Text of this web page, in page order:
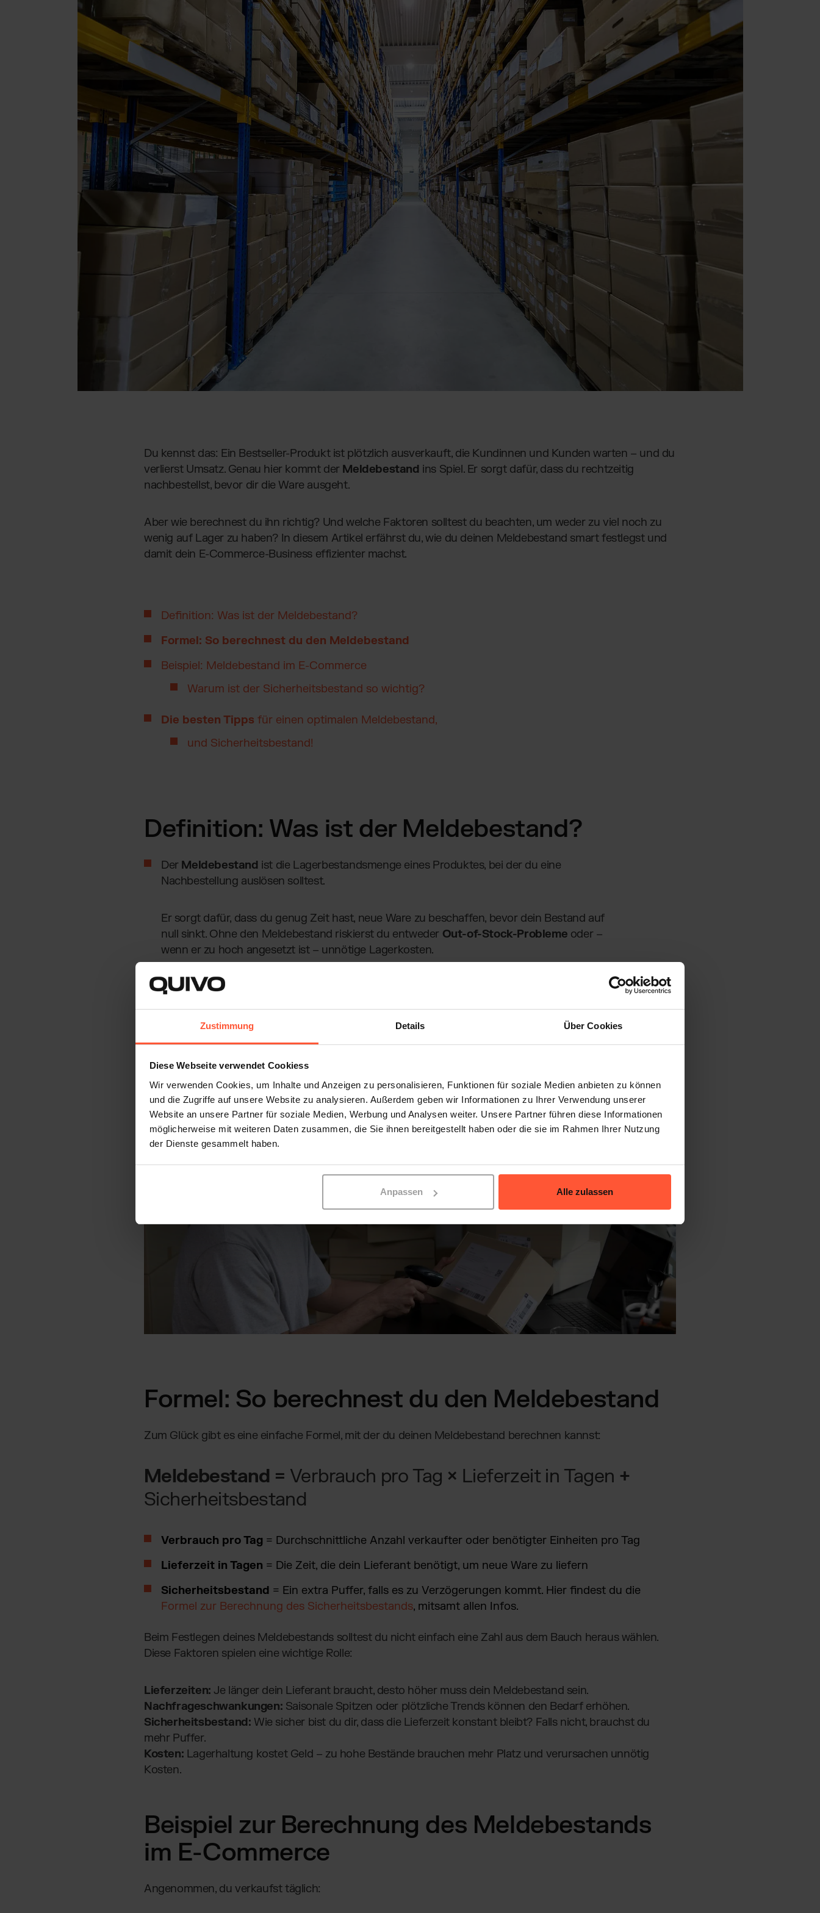
Zustimmung Details Über Cookies
Diese Webseite verwendet Cookiess
Wir verwenden Cookies, um Inhalte und Anzeigen zu personalisieren, Funktionen für soziale Medien anbieten zu können
und die Zugriffe auf unsere Website zu analysieren. Außerdem geben wir Informationen zu Ihrer Verwendung unserer
Website an unsere Partner für soziale Medien, Werbung und Analysen weiter. Unsere Partner führen diese Informationen
möglicherweise mit weiteren Daten zusammen, die Sie ihnen bereitgestellt haben oder die sie im Rahmen Ihrer Nutzung
der Dienste gesammelt haben.
Anpassen Alle zulassen
Transport
per LKW, Luft- oder Seefracht
BRANCHENLÖSUNGEN:
Beauty & Kosmetik
Schmuck & Luxusprodukte
Supplements
Fashion
Elektronikprodukte
Parfums & Düfte
Otto Fulfillment
Magento Fulfillment (Adobe Commerce)
Shopware Fulfillment
PrestaShop Fulfillment
Strato Fulfillment
Alle Integrationen anzeigen
Du kennst das: Ein Bestseller-Produkt ist plötzlich ausverkauft, die Kundinnen und Kunden warten – und du
verlierst Umsatz. Genau hier kommt der Meldebestand ins Spiel. Er sorgt dafür, dass du rechtzeitig
nachbestellst, bevor dir die Ware ausgeht.
Aber wie berechnest du ihn richtig? Und welche Faktoren solltest du beachten, um weder zu viel noch zu
wenig auf Lager zu haben? In diesem Artikel erfährst du, wie du deinen Meldebestand smart festlegst und
damit dein E-Commerce-Business effizienter machst.
Definition: Was ist der Meldebestand?
Formel: So berechnest du den Meldebestand
Beispiel: Meldebestand im E-Commerce
Warum ist der Sicherheitsbestand so wichtig?
Die besten Tipps für einen optimalen Meldebestand,
und Sicherheitsbestand!
Definition: Was ist der Meldebestand?
Der Meldebestand ist die Lagerbestandsmenge eines Produktes, bei der du eine
Nachbestellung auslösen solltest.
Er sorgt dafür, dass du genug Zeit hast, neue Ware zu beschaffen, bevor dein Bestand auf
null sinkt. Ohne den Meldebestand riskierst du entweder Out-of-Stock-Probleme oder –
wenn er zu hoch angesetzt ist – unnötige Lagerkosten.
Stell dir vor, dein meistverkauftes Produkt ist plötzlich ausverkauft – und die Nachlieferung
Leere. Genau hier kommt der oben genannte Meldebestand ins Spiel. Ein richtig gewählter
Meldebestand hält dein E-Commerce-Business am Laufen, ohne dass du zu viel oder zu wenig
Formel: So berechnest du den Meldebestand
Zum Glück gibt es eine einfache Formel, mit der du deinen Meldebestand berechnen kannst:
Meldebestand = Verbrauch pro Tag × Lieferzeit in Tagen +
Sicherheitsbestand
Verbrauch pro Tag = Durchschnittliche Anzahl verkaufter oder benötigter Einheiten pro Tag
Lieferzeit in Tagen = Die Zeit, die dein Lieferant benötigt, um neue Ware zu liefern
Sicherheitsbestand = Ein extra Puffer, falls es zu Verzögerungen kommt. Hier findest du die
Formel zur Berechnung des Sicherheitsbestands, mitsamt allen Infos.
Beim Festlegen deines Meldebestands solltest du nicht einfach eine Zahl aus dem Bauch heraus wählen.
Diese Faktoren spielen eine wichtige Rolle:
Lieferzeiten: Je länger dein Lieferant braucht, desto höher muss dein Meldebestand sein.
Nachfrageschwankungen: Saisonale Spitzen oder plötzliche Trends können den Bedarf erhöhen.
Sicherheitsbestand: Wie sicher bist du dir, dass die Lieferzeit konstant bleibt? Falls nicht, brauchst du
mehr Puffer.
Kosten: Lagerhaltung kostet Geld – zu hohe Bestände brauchen mehr Platz und verursachen unnötig
Kosten.
Beispiel zur Berechnung des Meldebestands
im E-Commerce
Angenommen, du verkaufst täglich: